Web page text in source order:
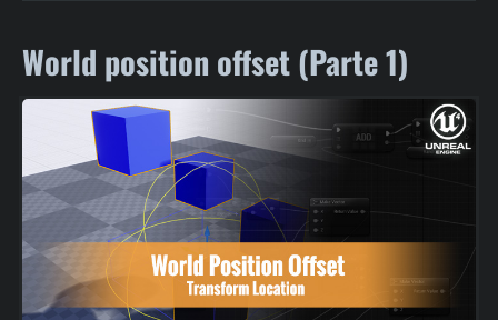
World position offset (Parte 1)